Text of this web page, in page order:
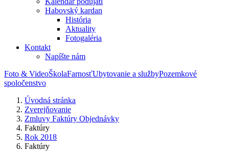
Habovský kardan
História
Aktuality
Fotogaléria
Kontakt
Napíšte nám
Foto & VideoŠkolaFarnosťUbytovanie a službyPozemkové
spoločenstvo
Úvodná stránka
Zverejňovanie
Zmluvy Faktúry Objednávky
Faktúry
Rok 2018
Faktúry